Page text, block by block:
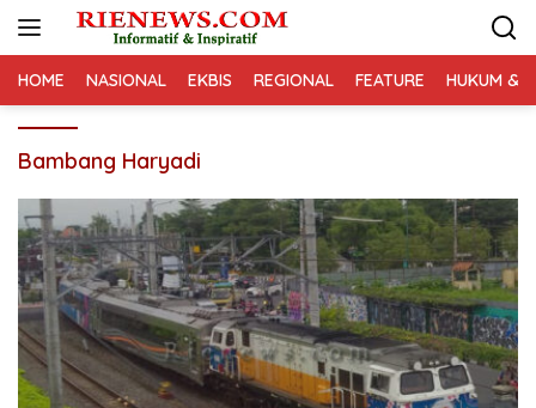
HOME NASIONAL EKBIS REGIONAL FEATURE HUKUM &
Bambang Haryadi